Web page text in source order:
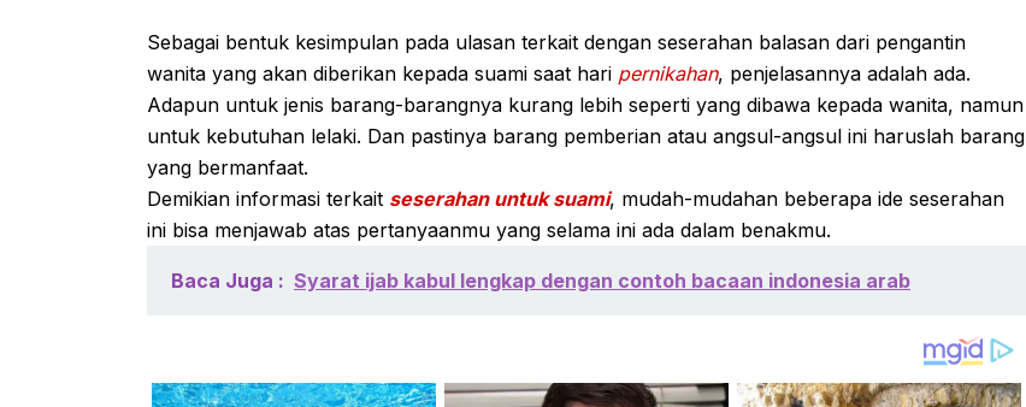
Sebagai bentuk kesimpulan pada ulasan terkait dengan seserahan balasan dari pengantin
wanita yang akan diberikan kepada suami saat hari pernikahan, penjelasannya adalah ada.
Adapun untuk jenis barang-barangnya kurang lebih seperti yang dibawa kepada wanita, namun
untuk kebutuhan lelaki. Dan pastinya barang pemberian atau angsul-angsul ini haruslah barang
yang bermanfaat.
Demikian informasi terkait seserahan untuk suami, mudah-mudahan beberapa ide seserahan
ini bisa menjawab atas pertanyaanmu yang selama ini ada dalam benakmu.
Baca Juga : Syarat ijab kabul lengkap dengan contoh bacaan indonesia arab